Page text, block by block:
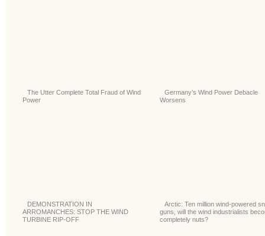
The Utter Complete Total Fraud of Wind
Power
Germany’s Wind Power Debacle
Worsens
DEMONSTRATION IN
ARROMANCHES: STOP THE WIND
TURBINE RIP-OFF
Arctic: Ten million wind-powered
guns, will the wind industrialists
completely nuts?